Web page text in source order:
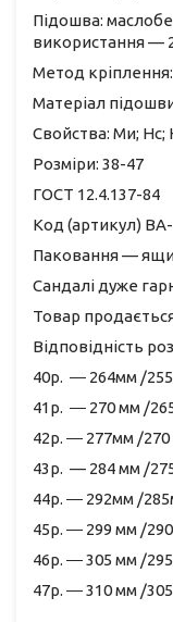
Підошва:
використання —
Метод
Матеріал
Свойства: Ми; Нс;
Розміри: 38-47
ГОСТ 12.4.137-84
Код (артикул)
Паковання —
Сандалі дуже
Товар
Відповідність
40р. ― 264мм /
41р. ― 270 мм /
42р. ― 277мм /
43р. — 284 мм /
44р. ― 292мм /
45р. ― 299 мм /
46р. ― 305 мм /
47р. ― 310 мм /